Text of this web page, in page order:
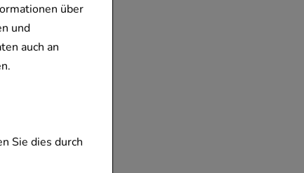
über
und
auch an
Sie dies durch